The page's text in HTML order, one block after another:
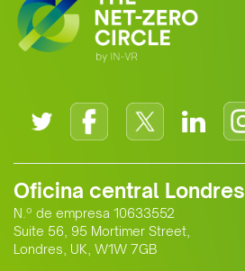
Oficina central Londres
N.º de empresa 10633552
Suite 56, 95 Mortimer Street,
Londres, UK, W1W 7GB